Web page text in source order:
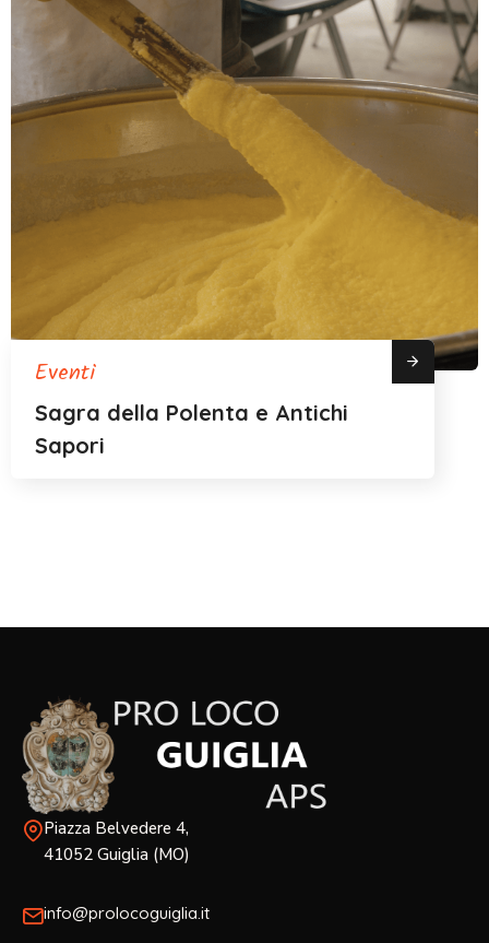
Eventi
Sagra della Polenta e Antichi
Sapori
Piazza Belvedere 4,
41052 Guiglia (MO)
info@prolocoguiglia.it